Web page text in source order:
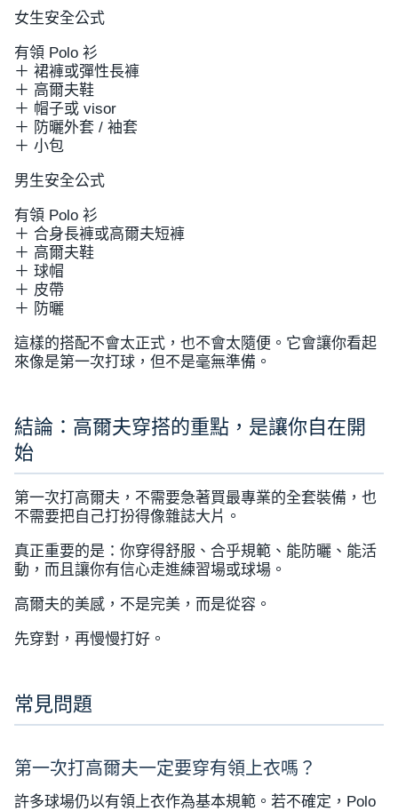
女生安全公式
有領 Polo 衫
＋ 裙褲或彈性長褲
＋ 高爾夫鞋
＋ 帽子或 visor
＋ 防曬外套 / 袖套
＋ 小包
男生安全公式
有領 Polo 衫
＋ 合身長褲或高爾夫短褲
＋ 高爾夫鞋
＋ 球帽
＋ 皮帶
＋ 防曬
這樣的搭配不會太正式，也不會太隨便。它會讓你看起
來像是第一次打球，但不是毫無準備。
結論：高爾夫穿搭的重點，是讓你自在開
始
第一次打高爾夫，不需要急著買最專業的全套裝備，也
不需要把自己打扮得像雜誌大片。
真正重要的是：你穿得舒服、合乎規範、能防曬、能活
動，而且讓你有信心走進練習場或球場。
高爾夫的美感，不是完美，而是從容。
先穿對，再慢慢打好。
常見問題
第一次打高爾夫一定要穿有領上衣嗎？
許多球場仍以有領上衣作為基本規範。若不確定，Polo